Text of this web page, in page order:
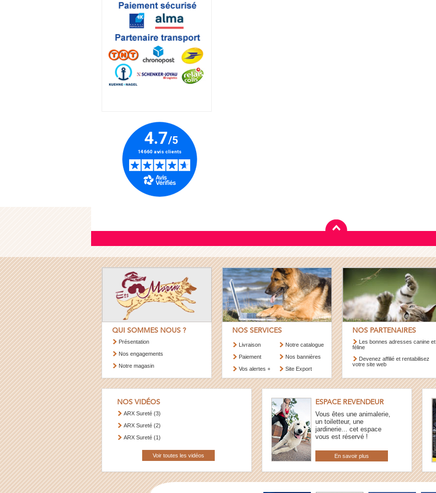
QUI SOMMES NOUS ?
Présentation
Nos engagements
Notre magasin
NOS SERVICES
Livraison
Paiement
Vos alertes +
Notre catalogue
Nos bannières
Site Export
NOS PARTENAIRES
Les bonnes adresses canine et
féline
Devenez affilié et rentabilisez
votre site web
NOS VIDÉOS
ARX Sureté (3)
ARX Sureté (2)
ARX Sureté (1)
Voir toutes les vidéos
ESPACE REVENDEUR
Vous êtes une animalerie,
un toiletteur, une
jardinerie... cet espace
vous est réservé !
En savoir plus